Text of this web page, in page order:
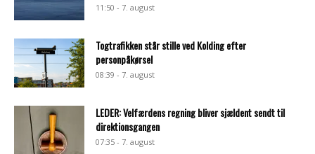
11:50 - 7. august
Togtrafikken står stille ved Kolding efter
personpåkørsel
08:39 - 7. august
LEDER: Velfærdens regning bliver sjældent sendt til
direktionsgangen
07:35 - 7. august